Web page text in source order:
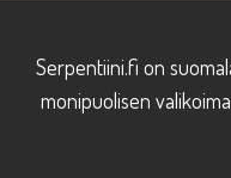
Serpentiini.fi on
monipuolisen